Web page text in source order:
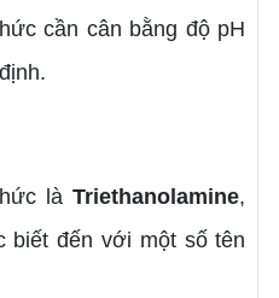
cần cân bằng độ pH
làTriethanolamine,
biết đến với một số tên